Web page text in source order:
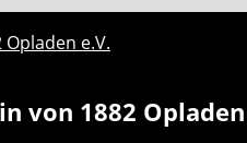
von 1882 Opladen